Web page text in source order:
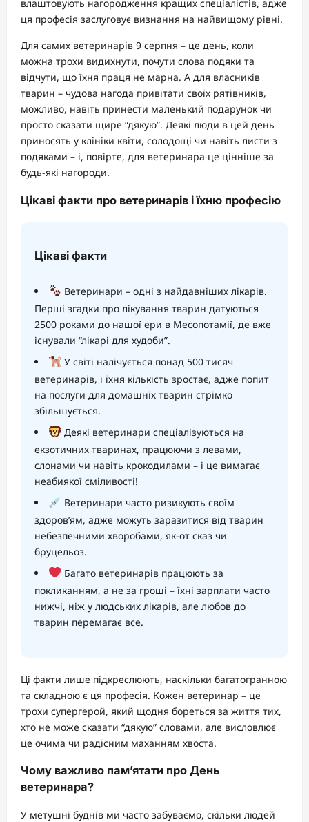
влаштовують нагородження кращих спеціалістів, адже
ця професія заслуговує визнання на найвищому рівні.
Для самих ветеринарів 9 серпня – це день, коли
можна трохи видихнути, почути слова подяки та
відчути, що їхня праця не марна. А для власників
тварин – чудова нагода привітати своїх рятівників,
можливо, навіть принести маленький подарунок чи
просто сказати щире “дякую”. Деякі люди в цей день
приносять у клініки квіти, солодощі чи навіть листи з
подяками – і, повірте, для ветеринара це цінніше за
будь-які нагороди.
Цікаві факти про ветеринарів і їхню професію
Цікаві факти
Ветеринари – одні з найдавніших лікарів.
Перші згадки про лікування тварин датуються
2500 роками до нашої ери в Месопотамії, де вже
існували “лікарі для худоби”.
У світі налічується понад 500 тисяч
ветеринарів, і їхня кількість зростає, адже попит
на послуги для домашніх тварин стрімко
збільшується.
Деякі ветеринари спеціалізуються на
екзотичних тваринах, працюючи з левами,
слонами чи навіть крокодилами – і це вимагає
неабиякої сміливості!
Ветеринари часто ризикують своїм
здоров’ям, адже можуть заразитися від тварин
небезпечними хворобами, як-от сказ чи
бруцельоз.
Багато ветеринарів працюють за
покликанням, а не за гроші – їхні зарплати часто
нижчі, ніж у людських лікарів, але любов до
тварин перемагає все.
Ці факти лише підкреслюють, наскільки багатогранною
та складною є ця професія. Кожен ветеринар – це
трохи супергерой, який щодня бореться за життя тих,
хто не може сказати “дякую” словами, але висловлює
це очима чи радісним маханням хвоста.
Чому важливо пам’ятати про День
ветеринара?
У метушні буднів ми часто забуваємо, скільки людей